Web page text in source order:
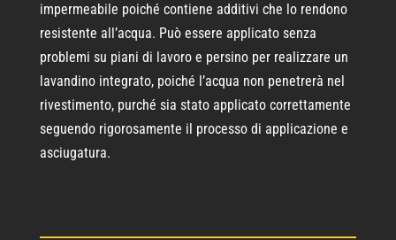
impermeabile poiché contiene additivi che lo rendono
resistente all’acqua. Può essere applicato senza
problemi su piani di lavoro e persino per realizzare un
lavandino integrato, poiché l’acqua non penetrerà nel
rivestimento, purché sia stato applicato correttamente
seguendo rigorosamente il processo di applicazione e
asciugatura.